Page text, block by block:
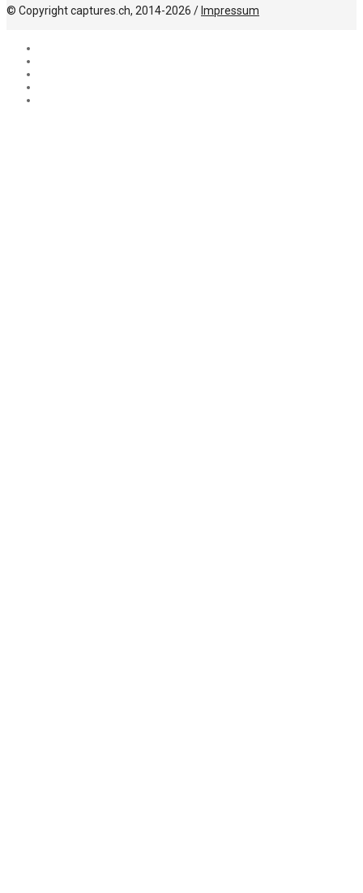
© Copyright captures.ch, 2014-2026 / Impressum